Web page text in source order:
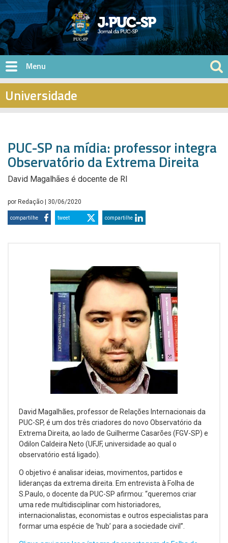
Pular para o conteúdo principal
Universidade
PUC-SP na mídia: professor integra
Observatório da Extrema Direita
David Magalhães é docente de RI
por Redação | 30/06/2020
compartilhe tweet compartilhe
David Magalhães, professor de Relações Internacionais da
PUC-SP, é um dos três criadores do novo Observatório da
Extrema Direita, ao lado de Guilherme Casarões (FGV-SP) e
Odilon Caldeira Neto (UFJF, universidade ao qual o
observatório está ligado).
O objetivo é analisar ideias, movimentos, partidos e
lideranças da extrema direita. Em entrevista à Folha de
S.Paulo, o docente da PUC-SP afirmou: “queremos criar
uma rede multidisciplinar com historiadores,
internacionalistas, economistas e outros especialistas para
formar uma espécie de ‘hub’ para a sociedade civil”.